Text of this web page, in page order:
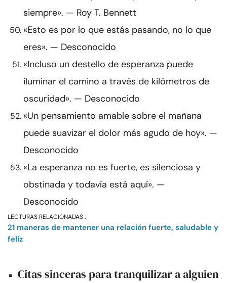
siempre». — Roy T. Bennett
«Esto es por lo que estás pasando, no lo que
eres». — Desconocido
«Incluso un destello de esperanza puede
iluminar el camino a través de kilómetros de
oscuridad». — Desconocido
«Un pensamiento amable sobre el mañana
puede suavizar el dolor más agudo de hoy». —
Desconocido
«La esperanza no es fuerte, es silenciosa y
obstinada y todavía está aquí». —
Desconocido
LECTURAS RELACIONADAS :
21 maneras de mantener una relación fuerte, saludable y
feliz
Citas sinceras para tranquilizar a alguien